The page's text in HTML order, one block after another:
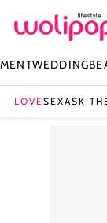
WEDDING
LOVESEXASK